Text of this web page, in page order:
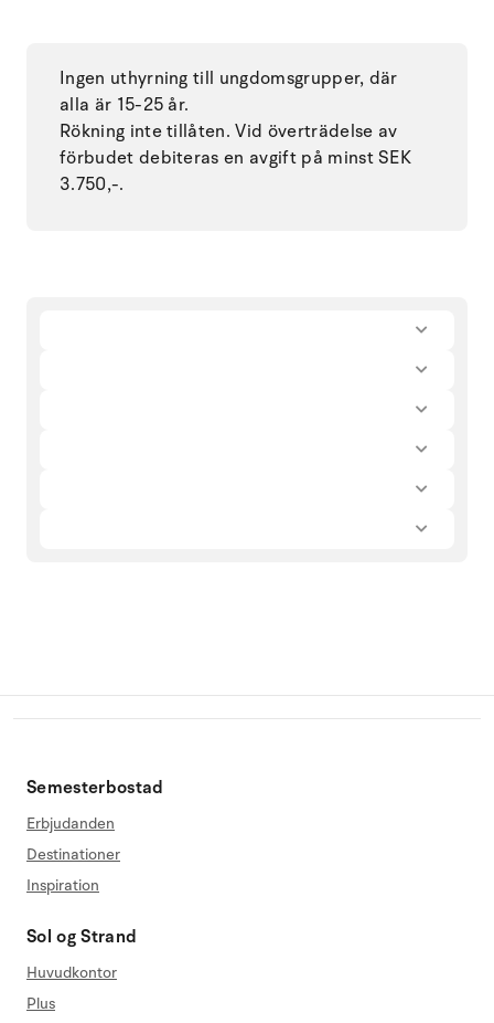
Ingen uthyrning till ungdomsgrupper, där
alla är 15-25 år.
Rökning inte tillåten. Vid överträdelse av
förbudet debiteras en avgift på minst SEK
3.750,-.
Semesterbostad
Erbjudanden
Destinationer
Inspiration
Sol og Strand
Huvudkontor
Plus